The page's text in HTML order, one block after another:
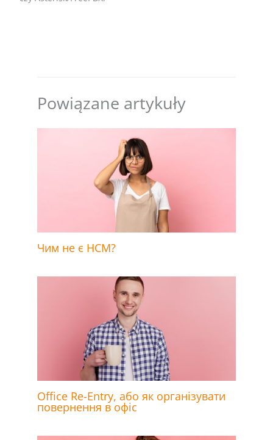
Powiązane artykuły
Чим не є HCM?
Office Re-Entry, або як організувати
повернення в офіс